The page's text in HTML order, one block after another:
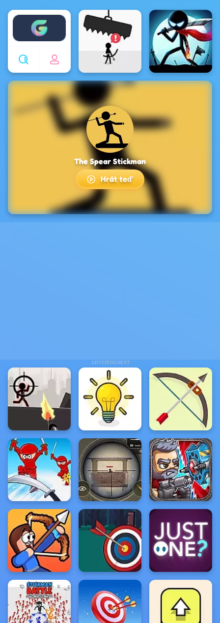
Enjoy4fun
ADVERTISEMENT
The Spear Stickman
Hrát teď